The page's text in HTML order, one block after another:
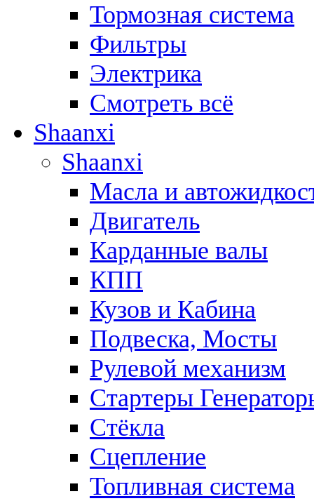
Тормозная система
Фильтры
Электрика
Смотреть всё
Shaanxi
Shaanxi
Масла и
Двигатель
Карданные валы
КПП
Кузов и Кабина
Подвеска, Мосты
Рулевой механизм
Стартеры
Стёкла
Сцепление
Топливная система